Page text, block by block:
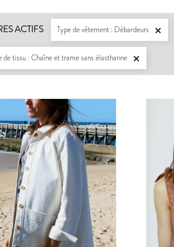
LISERON
PDF:12,90 €
POCHETTE: 17,90 €
ACTIFS Type de vêtement : Débardeurs 
de tissu : Chaîne et trame sans élasthanne 